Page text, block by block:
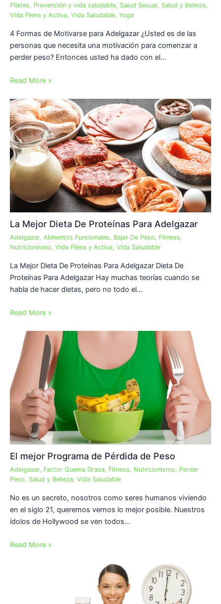
Pilates, Prevención y vida saludable, Salud Sexual, Salud y Belleza,
Vida Plena y Activa, Vida Saludable, Yoga
4 Formas de Motivarse para Adelgazar ¿Usted es de las
personas que necesita una motivación para comenzar a
perder peso? Entonces usted ha dado con el…
Read More »
La Mejor Dieta De Proteínas Para Adelgazar
Adelgazar, Alimentos Funcionales, Bajar De Peso, Fitness,
Nutricionismo, Vida Plena y Activa, Vida Saludable
La Mejor Dieta De Proteínas Para Adelgazar Dieta De
Proteínas Para Adelgazar Hay muchas teorías cuando se
habla de hacer dietas, pero no todo el…
Read More »
El mejor Programa de Pérdida de Peso
Adelgazar, Factor Quema Grasa, Fitness, Nutricionismo, Perder
Peso, Salud y Belleza, Vida Saludable
No es un secreto, nosotros como seres humanos viviendo
en el siglo 21, queremos vernos lo mejor posible. Nuestros
ídolos de Hollywood se ven todos…
Read More »